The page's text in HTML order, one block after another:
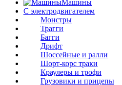
Машины
С электродвигателем
Монстры
Трагги
Багги
Дрифт
Шоссейные и ралли
Шорт-корс траки
Краулеры и трофи
Грузовики и прицепы